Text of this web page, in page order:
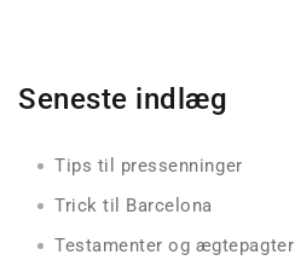
Seneste indlæg
Tips til pressenninger
Trick til Barcelona
Testamenter og ægtepagter